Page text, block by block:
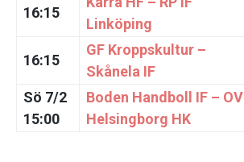
16:15
Linköping
16:15
GF Kroppskultur –
Skånela IF
Sö 7/2
15:00
Boden Handboll IF – OV
Helsingborg HK